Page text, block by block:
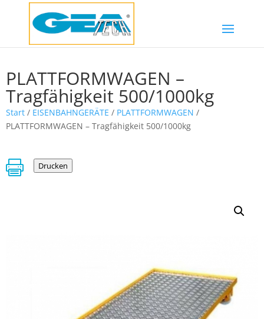
PLATTFORMWAGEN –
Tragfähigkeit 500/1000kg
Start / EISENBAHNGERÄTE / PLATTFORMWAGEN /
PLATTFORMWAGEN – Tragfähigkeit 500/1000kg
 Drucken